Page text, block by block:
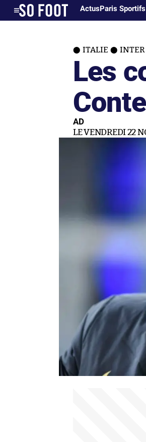
ActusParis
ITALIE INTER
Les
AD
LE VENDREDI 22